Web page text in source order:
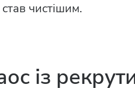
чистішим.
із